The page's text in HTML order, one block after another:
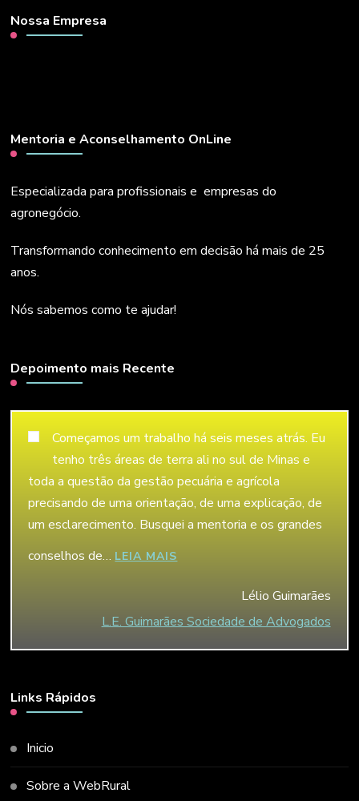
Nossa Empresa
Mentoria e Aconselhamento OnLine
Especializada para profissionais e empresas do
agronegócio.
Transformando conhecimento em decisão há mais de 25
anos.
Nós sabemos como te ajudar!
Depoimento mais Recente
Começamos um trabalho há seis meses atrás. Eu
tenho três áreas de terra ali no sul de Minas e
toda a questão da gestão pecuária e agrícola
precisando de uma orientação, de uma explicação, de
um esclarecimento. Busquei a mentoria e os grandes
conselhos de… LEIA MAIS
Lélio Guimarães
L.E. Guimarães Sociedade de Advogados
Links Rápidos
Inicio
Sobre a WebRural